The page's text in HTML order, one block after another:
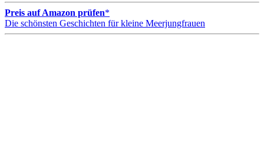
Preis auf Amazon prüfen*
Die schönsten Geschichten für kleine Meerjungfrauen